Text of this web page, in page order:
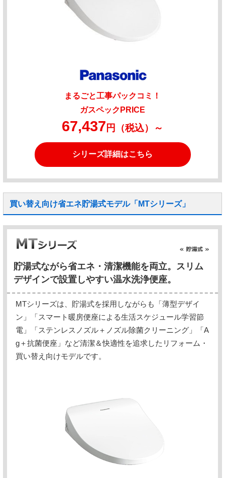
まるごと工事パックコミ！
ガスペックPRICE
67,437 円（税込）～
シリーズ詳細はこちら
買い替え向け省エネ貯湯式モデル「MTシリーズ」
貯湯式ながら省エネ・清潔機能を両立。スリム
デザインで設置しやすい温水洗浄便座。
MTシリーズは、貯湯式を採用しながらも「薄型デザイ
ン」「スマート暖房便座による生活スケジュール学習節
電」「ステンレスノズル＋ノズル除菌クリーニング」「A
g＋抗菌便座」など清潔＆快適性を追求したリフォーム・
買い替え向けモデルです。